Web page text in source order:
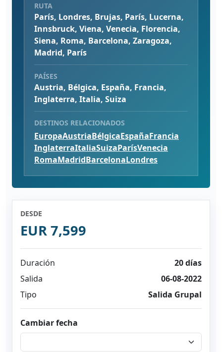
RUTA
París, Londres, Brujas, París, Lucerna,
Innsbruck, Viena, Venecia, Florencia,
Siena, Roma, Barcelona, Zaragoza,
Madrid, París
PAÍSES
Austria, Bélgica, España, Francia,
Inglaterra, Italia, Suiza
DESTINOS RELACIONADOS
EuropaAustriaBélgicaEspañaFrancia
InglaterraItaliaSuizaParísVenecia
RomaMadridBarcelonaLondres
DESDE
EUR 7,599
Duración
20 días
Salida
06-08-2022
Tipo
Salida Grupal
Cambiar fecha